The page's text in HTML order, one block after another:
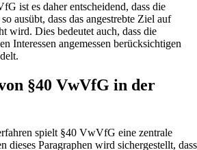
ist es daher entscheidend, dass die
ausübt, dass das angestrebte Ziel auf
wird. Dies bedeutet auch, dass die
Interessen angemessen berücksichtigen
§40 VwVfG in der
spielt §40 VwVfG eine zentrale
dieses Paragraphen wird sichergestellt, dass